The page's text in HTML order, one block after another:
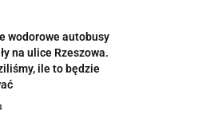
wodorowe autobusy
na ulice Rzeszowa.
ile to będzie